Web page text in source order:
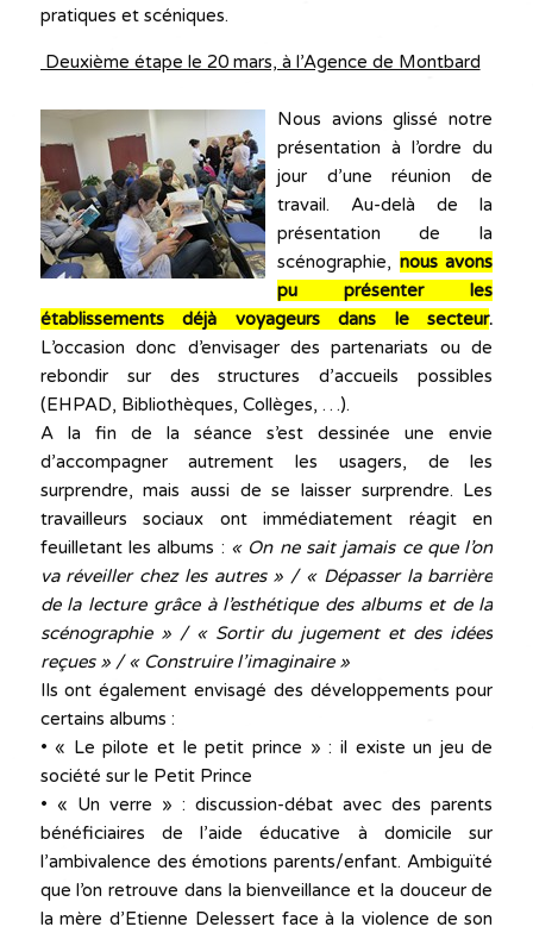
pratiques et scéniques.
Deuxième étape le 20 mars, à l’Agence de Montbard
Nous avions glissé notre
présentation à l’ordre du
jour d’une réunion de
travail. Au-delà de la
présentation de la
scénographie, nous avons
pu présenter les
établissements déjà voyageurs dans le
secteur.
L’occasion donc d’envisager des partenariats ou de
rebondir sur des structures d’accueils possibles
(EHPAD, Bibliothèques, Collèges, …).
A la fin de la séance s’est dessinée une envie
d’accompagner autrement les usagers, de les
surprendre, mais aussi de se laisser surprendre. Les
travailleurs sociaux ont immédiatement réagit en
feuilletant les albums : « On ne sait jamais ce que l’on
va réveiller chez les autres » / « Dépasser la barrière
de la lecture grâce à l’esthétique des albums et de la
scénographie » / « Sortir du jugement et des idées
reçues » / « Construire l’imaginaire »
Ils ont également envisagé des développements pour
certains albums :
• « Le pilote et le petit prince » : il existe un jeu de
société sur le Petit Prince
• « Un verre » : discussion-débat avec des parents
bénéficiaires de l’aide éducative à domicile sur
l’ambivalence des émotions parents/enfant. Ambiguïté
que l’on retrouve dans la bienveillance et la douceur de
la mère d’Etienne Delessert face à la violence de son